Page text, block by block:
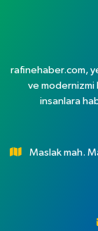
rafinehaber.com,
ve modernizmi
insanlara
Maslak mah.